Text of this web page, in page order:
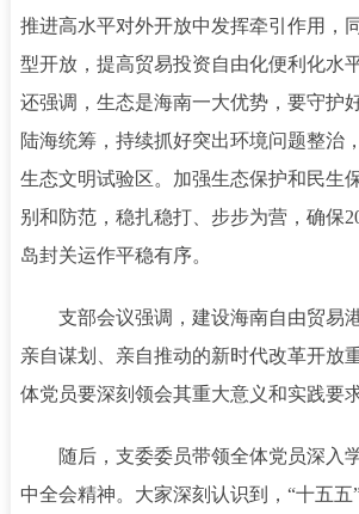
推进高水平对外开放中发挥牵引作用，
型开放，提高贸易投资自由化便利化水
还强调，生态是海南一大优势，要守护
陆海统筹，持续抓好突出环境问题整治
生态文明试验区。加强生态保护和民生
别和防范，稳扎稳打、步步为营，确保
岛封关运作平稳有序。
支部会议强调，建设海南自由贸易
亲自谋划、亲自推动的新时代改革开放
体党员要深刻领会其重大意义和实践要求
随后，支委委员带领全体党员深入
中全会精神。大家深刻认识到，“十五五